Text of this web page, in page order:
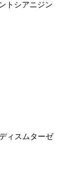
トシアニジン
ィスムターゼ